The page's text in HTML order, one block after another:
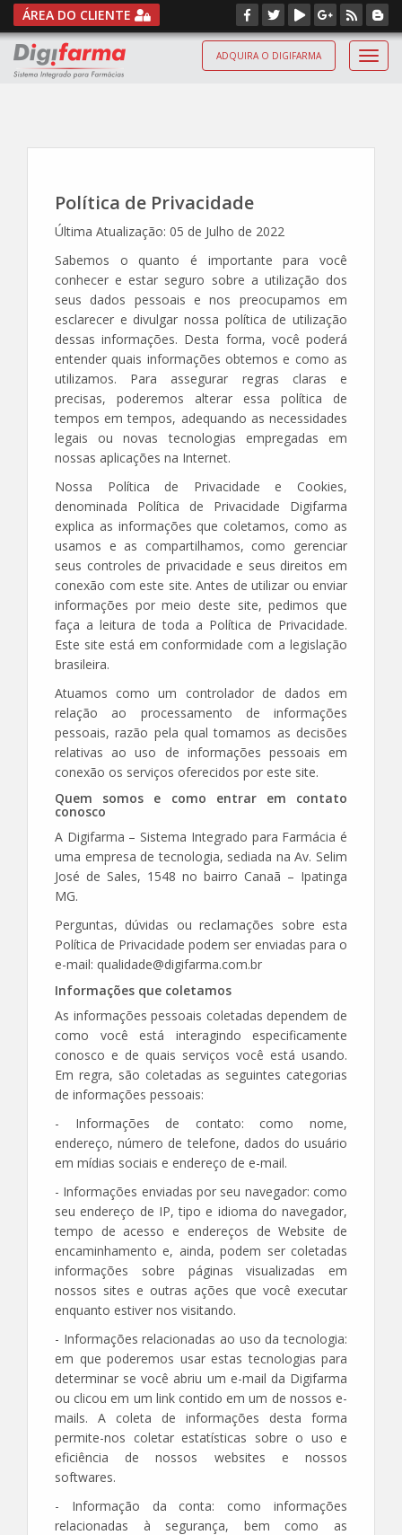
ÁREA DO CLIENTE
ADQUIRA O DIGIFARMA
Política de Privacidade
Última Atualização: 05 de Julho de 2022
Sabemos o quanto é importante para você
conhecer e estar seguro sobre a utilização dos
seus dados pessoais e nos preocupamos em
esclarecer e divulgar nossa política de utilização
dessas informações. Desta forma, você poderá
entender quais informações obtemos e como as
utilizamos. Para assegurar regras claras e
precisas, poderemos alterar essa política de
tempos em tempos, adequando as necessidades
legais ou novas tecnologias empregadas em
nossas aplicações na Internet.
Nossa Política de Privacidade e Cookies,
denominada Política de Privacidade Digifarma
explica as informações que coletamos, como as
usamos e as compartilhamos, como gerenciar
seus controles de privacidade e seus direitos em
conexão com este site. Antes de utilizar ou enviar
informações por meio deste site, pedimos que
faça a leitura de toda a Política de Privacidade.
Este site está em conformidade com a legislação
brasileira.
Atuamos como um controlador de dados em
relação ao processamento de informações
pessoais, razão pela qual tomamos as decisões
relativas ao uso de informações pessoais em
conexão os serviços oferecidos por este site.
Quem somos e como entrar em contato
conosco
A Digifarma – Sistema Integrado para Farmácia é
uma empresa de tecnologia, sediada na Av. Selim
José de Sales, 1548 no bairro Canaã – Ipatinga
MG.
Perguntas, dúvidas ou reclamações sobre esta
Política de Privacidade podem ser enviadas para o
e-mail: qualidade@digifarma.com.br
Informações que coletamos
As informações pessoais coletadas dependem de
como você está interagindo especificamente
conosco e de quais serviços você está usando.
Em regra, são coletadas as seguintes categorias
de informações pessoais:
- Informações de contato: como nome,
endereço, número de telefone, dados do usuário
em mídias sociais e endereço de e-mail.
- Informações enviadas por seu navegador: como
seu endereço de IP, tipo e idioma do navegador,
tempo de acesso e endereços de Website de
encaminhamento e, ainda, podem ser coletadas
informações sobre páginas visualizadas em
nossos sites e outras ações que você executar
enquanto estiver nos visitando.
- Informações relacionadas ao uso da tecnologia:
em que poderemos usar estas tecnologias para
determinar se você abriu um e-mail da Digifarma
ou clicou em um link contido em um de nossos e-
mails. A coleta de informações desta forma
permite-nos coletar estatísticas sobre o uso e
eficiência de nossos websites e nossos
softwares.
- Informação da conta: como informações
relacionadas à segurança, bem como as